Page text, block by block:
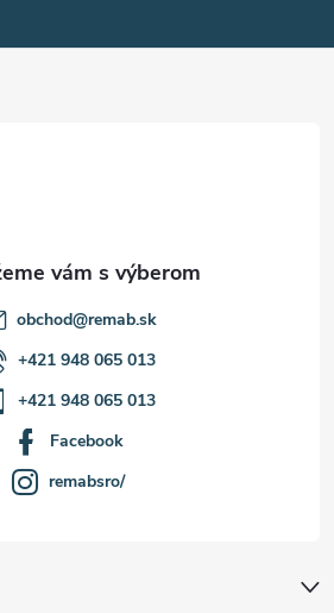
obchod@remab.sk
+421 948 065 013
+421 948 065 013
Facebook
remabsro/